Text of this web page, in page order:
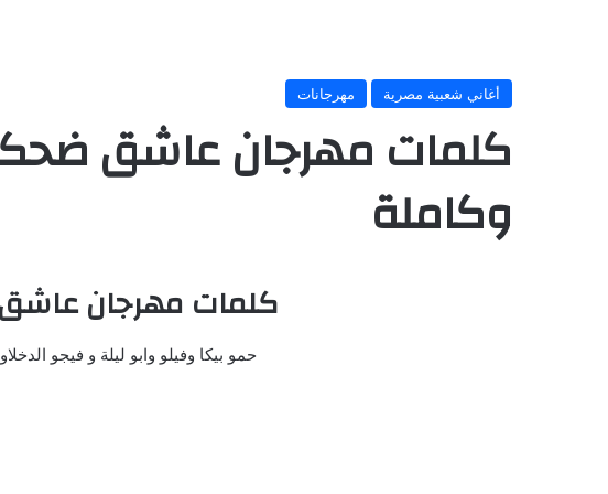
أغاني شعبية مصرية مهرجانات
كلمات مهرجان عاشق
وكاملة
كلمات مهرجان
حمو بيكا وفيلو وابو ليلة و فيجو